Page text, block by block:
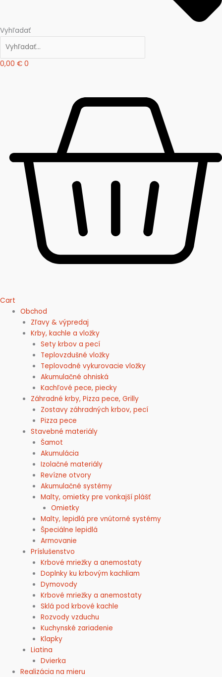
Vyhľadať
0,00 € 0
Cart
Obchod
Zľavy & výpredaj
Krby, kachle a vložky
Sety krbov a pecí
Teplovzdušné vložky
Teplovodné vykurovacie vložky
Akumulačné ohniská
Kachľové pece, piecky
Záhradné krby, Pizza pece, Grilly
Zostavy záhradných krbov, pecí
Pizza pece
Stavebné materiály
Šamot
Akumulácia
Izolačné materiály
Revízne otvory
Akumulačné systémy
Malty, omietky pre vonkajší plášť
Omietky
Malty, lepidlá pre vnútorné systémy
Špeciálne lepidlá
Armovanie
Príslušenstvo
Krbové mriežky a anemostaty
Doplnky ku krbovým kachliam
Dymovody
Krbové mriežky a anemostaty
Sklá pod krbové kachle
Rozvody vzduchu
Kuchynské zariadenie
Klapky
Liatina
Dvierka
Realizácia na mieru